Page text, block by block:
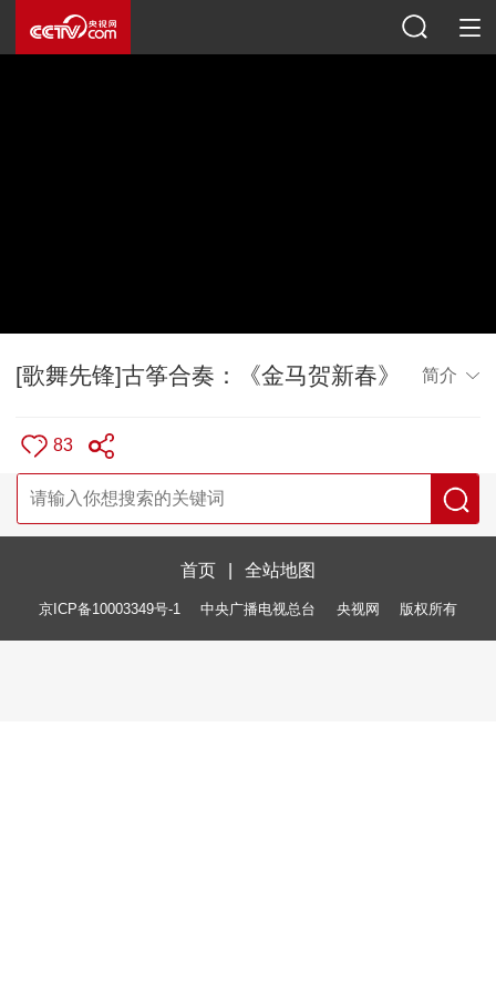
[歌舞先锋]古筝合奏：《金马贺新春》 简介
83
首页 全站地图
京ICP备10003349号-1 中央广播电视总台 央视网 版权所有